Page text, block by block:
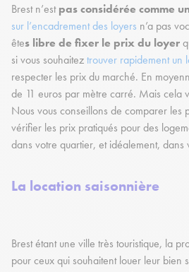
Brest n’estpas considérée comme
sur l’encadrement des loyers n’a pas
êtes libre de fixer le prix du loyer
si vous souhaiteztrouver rapidement un
respecter les prix du marché. En
de 11 euros par mètre carré. Mais cela
Nous vous conseillons de comparer les
vérifier les prix pratiqués pour des
dans votre quartier, et idéalement, dans
La location saisonnière
Brest étant une ville très touristique, la
pour ceux qui souhaitent louer leur bien